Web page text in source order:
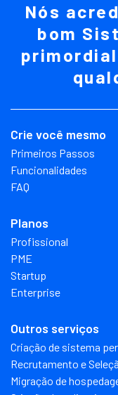
Nós
bom
Crie você mesmo
Primeiros Passos
Funcionalidades
FAQ
Planos
Profissional
PME
Startup
Enterprise
Outros serviços
Criação de sistema
Recrutamento e
Migração de